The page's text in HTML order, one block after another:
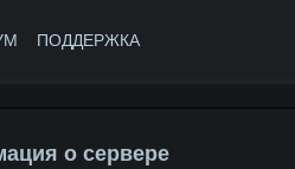
ПОДДЕРЖКА
о сервере